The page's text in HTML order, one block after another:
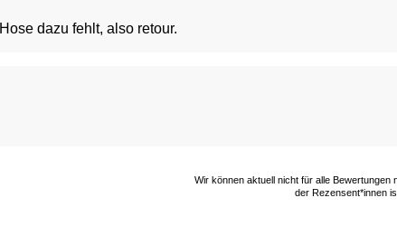
dazu fehlt, also retour.
Wir können aktuell nicht für alle
der Rezensent*innen